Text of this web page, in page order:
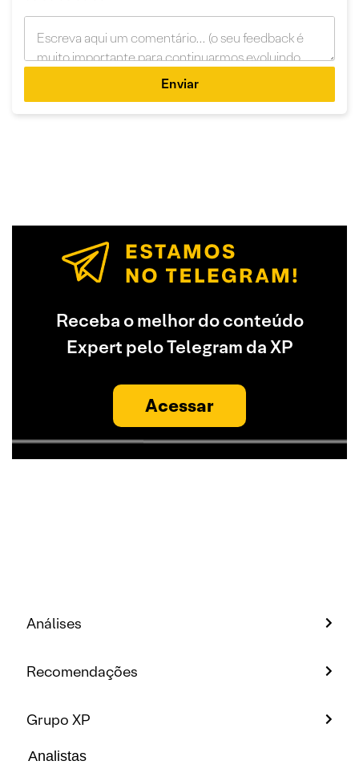
Enviar
Receba o melhor do conteúdo
Expert pelo Telegram da XP
Acessar
Análises
Recomendações
Grupo XP
Analistas